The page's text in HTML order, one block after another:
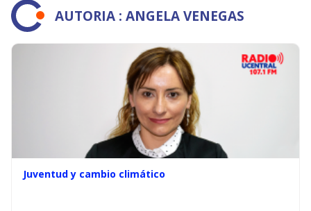
AUTORIA : ANGELA VENEGAS
Juventud y cambio climático